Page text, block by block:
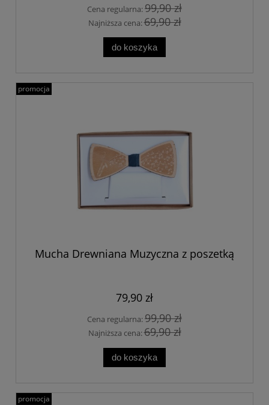
Cena regularna:99,90 zł
Najniższa cena:69,90 zł
do koszyka
Mucha Drewniana Muzyczna z poszetką
79,90 zł
Cena regularna:99,90 zł
Najniższa cena:69,90 zł
do koszyka
promocja
promocja